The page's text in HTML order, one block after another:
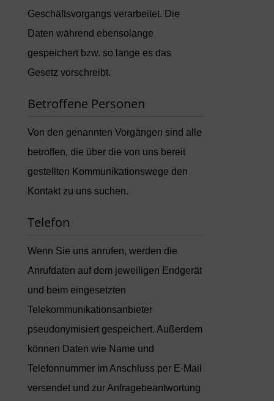
Geschäftsvorgangs verarbeitet. Die
Daten während ebensolange
gespeichert bzw. so lange es das
Gesetz vorschreibt.
Betroffene Personen
Von den genannten Vorgängen sind alle
betroffen, die über die von uns bereit
gestellten Kommunikationswege den
Kontakt zu uns suchen.
Telefon
Wenn Sie uns anrufen, werden die
Anrufdaten auf dem jeweiligen Endgerät
und beim eingesetzten
Telekommunikationsanbieter
pseudonymisiert gespeichert. Außerdem
können Daten wie Name und
Telefonnummer im Anschluss per E-Mail
versendet und zur Anfragebeantwortung